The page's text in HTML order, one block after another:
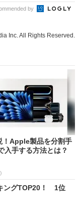
by
Inc. All Rights Reserved.
！Apple製品を分割手
入手する方法とは？
ングTOP20！ 1位